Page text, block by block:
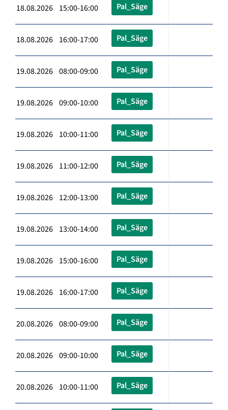
18.08.2026 15:00-16:00 Pal_Säge
18.08.2026 16:00-17:00 Pal_Säge
19.08.2026 08:00-09:00 Pal_Säge
19.08.2026 09:00-10:00 Pal_Säge
19.08.2026 10:00-11:00 Pal_Säge
19.08.2026 11:00-12:00 Pal_Säge
19.08.2026 12:00-13:00 Pal_Säge
19.08.2026 13:00-14:00 Pal_Säge
19.08.2026 15:00-16:00 Pal_Säge
19.08.2026 16:00-17:00 Pal_Säge
20.08.2026 08:00-09:00 Pal_Säge
20.08.2026 09:00-10:00 Pal_Säge
20.08.2026 10:00-11:00 Pal_Säge